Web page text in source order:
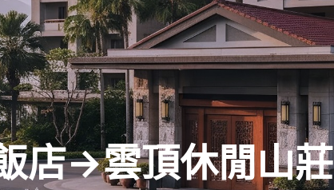
店→雲頂休閒山莊